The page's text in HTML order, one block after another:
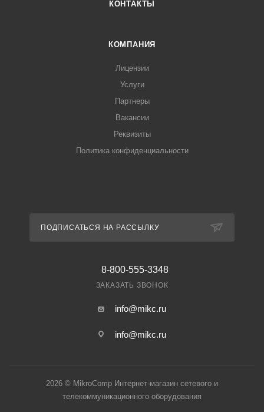
КОНТАКТЫ
КОМПАНИЯ
Лицензии
Услуги
Партнеры
Вакансии
Реквизиты
Политика конфиденциальности
ПОДПИСАТЬСЯ НА РАССЫЛКУ
8-800-555-3348
ЗАКАЗАТЬ ЗВОНОК
info@mikc.ru
info@mikc.ru
2026 © MikroComp Интернет-магазин сетевого и
телекоммуникационного оборудования